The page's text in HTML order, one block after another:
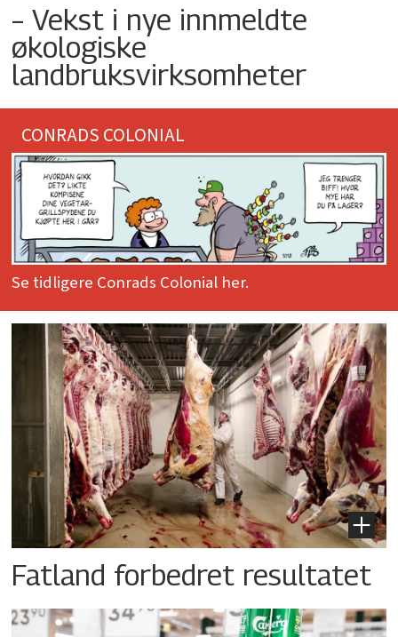
– Vekst i nye innmeldte
økologiske
landbruksvirksomheter
CONRADS COLONIAL
Se tidligere Conrads Colonial her.
Fatland forbedret resultatet